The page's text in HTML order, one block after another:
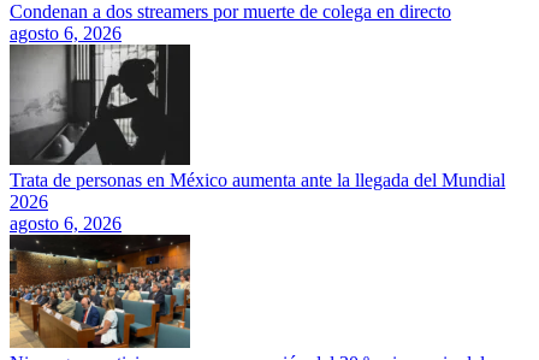
Condenan a dos streamers por muerte de colega en directo
agosto 6, 2026
Trata de personas en México aumenta ante la llegada del Mundial
2026
agosto 6, 2026